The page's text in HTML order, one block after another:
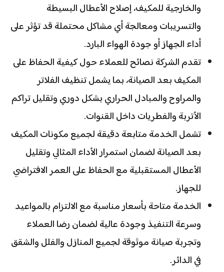
والخارجية للمكيف، إصلاح الأعطال البسيطة
والتسريبات ومعالجة أي مشاكل محتملة قد تؤثر على
أداء الجهاز أو جودة الهواء البارد.
تقدم الشركة نصائح للعملاء حول كيفية الحفاظ على
المكيف بعد الصيانة، بما يشمل تنظيف الفلاتر
والمراوح والمبادل الحراري بشكل دوري وتقليل تراكم
الأتربة والفطريات داخل القنوات.
تشمل الخدمة متابعة دقيقة لجميع مكونات المكيف
بعد الصيانة لضمان استمرار الأداء المثالي وتقليل
الأعطال المستقبلية مع الحفاظ على العمر الافتراضي
للجهاز.
الخدمة متاحة بأسعار مناسبة مع الالتزام بالمواعيد
وسرعة التنفيذ وجودة عالية لضمان رضا العملاء
وتجربة صيانة موثوقة لجميع المنازل والفلل والشقق
في الدائر.